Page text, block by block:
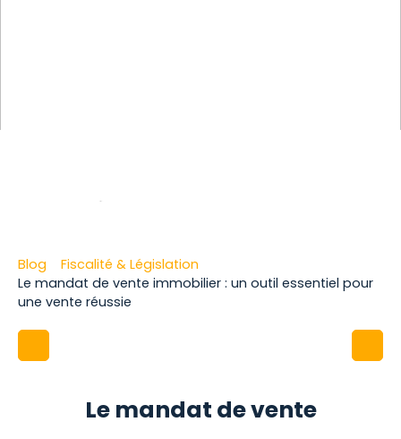
Blog
Fiscalité & Législation
Le mandat de vente immobilier : un outil essentiel pour
une vente réussie
Le mandat de vente